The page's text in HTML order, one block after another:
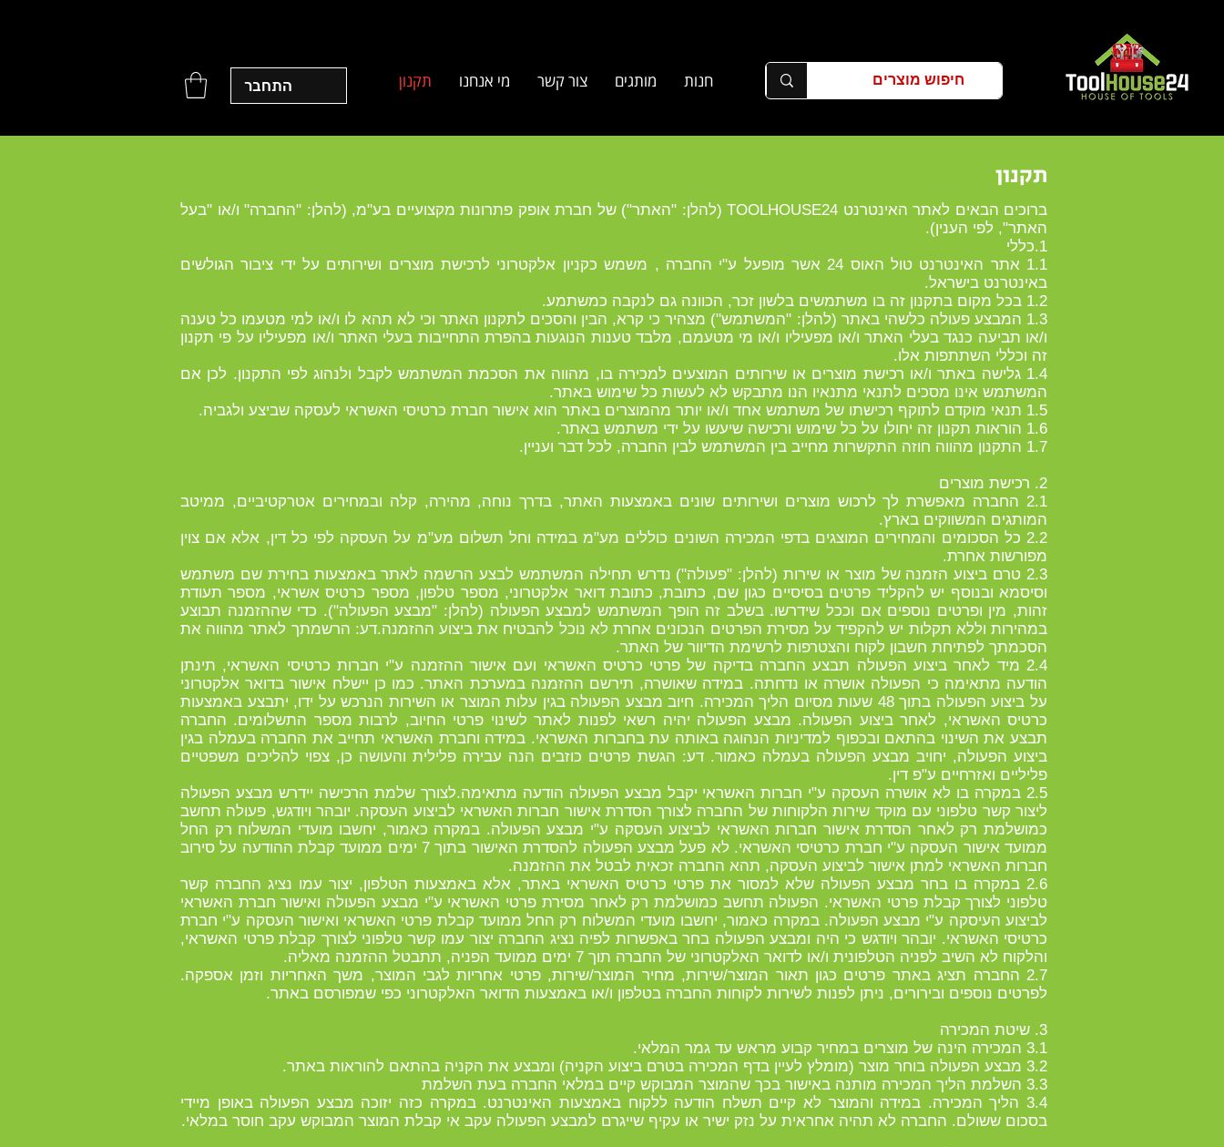
חנות מותגים צור קשר מי אנחנו תקנון התחבר
תקנון
ברוכים הבאים לאתר האינטרנט TOOLHOUSE24 (להלן: "האתר") של חברת אופק פתרונות מקצועיים בע"מ, (להלן: "החברה" ו/או "בעל
האתר", לפי הענין).
1.כללי
1.1 אתר האינטרנט טול האוס 24 אשר מופעל ע"י החברה , משמש כקניון אלקטרוני לרכישת מוצרים ושירותים על ידי ציבור הגולשים
באינטרנט בישראל.
1.2 בכל מקום בתקנון זה בו משתמשים בלשון זכר, הכוונה גם לנקבה כמשתמע.
1.3 המבצע פעולה כלשהי באתר (להלן: "המשתמש") מצהיר כי קרא, הבין והסכים לתקנון האתר וכי לא תהא לו ו/או למי מטעמו כל טענה
ו/או תביעה כנגד בעלי האתר ו/או מפעיליו ו/או מי מטעמם, מלבד טענות הנוגעות בהפרת התחייבות בעלי האתר ו/או מפעיליו על פי תקנון
זה וכללי השתתפות אלו.
1.4 גלישה באתר ו/או רכישת מוצרים או שירותים המוצעים למכירה בו, מהווה את הסכמת המשתמש לקבל ולנהוג לפי התקנון. לכן אם
המשתמש אינו מסכים לתנאי מתנאיו הנו מתבקש לא לעשות כל שימוש באתר.
1.5 תנאי מוקדם לתוקף רכישתו של משתמש אחד ו/או יותר מהמוצרים באתר הוא אישור חברת כרטיסי האשראי לעסקה שביצע ולגביה.
1.6 הוראות תקנון זה יחולו על כל שימוש ורכישה שיעשו על ידי משתמש באתר.
1.7 התקנון מהווה חוזה התקשרות מחייב בין המשתמש לבין החברה, לכל דבר ועניין.
2. רכישת מוצרים
2.1 החברה מאפשרת לך לרכוש מוצרים ושירותים שונים באמצעות האתר, בדרך נוחה, מהירה, קלה ובמחירים אטרקטיביים, ממיטב
המותגים המשווקים בארץ.
2.2 כל הסכומים והמחירים המוצגים בדפי המכירה השונים כוללים מע"מ במידה וחל תשלום מע"מ על העסקה לפי כל דין, אלא אם צוין
מפורשות אחרת.
2.3 טרם ביצוע הזמנה של מוצר או שירות (להלן: "פעולה") נדרש תחילה המשתמש לבצע הרשמה לאתר באמצעות בחירת שם משתמש
וסיסמא ובנוסף יש להקליד פרטים בסיסיים כגון שם, כתובת, כתובת דואר אלקטרוני, מספר טלפון, מספר כרטיס אשראי, מספר תעודת
זהות, מין ופרטים נוספים אם וככל שידרשו. בשלב זה הופך המשתמש למבצע הפעולה (להלן: "מבצע הפעולה"). כדי שההזמנה תבוצע
במהירות וללא תקלות יש להקפיד על מסירת הפרטים הנכונים אחרת לא נוכל להבטיח את ביצוע ההזמנה.דע: הרשמתך לאתר מהווה את
הסכמתך לפתיחת חשבון לקוח והצטרפות לרשימת הדיוור של האתר.
2.4 מיד לאחר ביצוע הפעולה תבצע החברה בדיקה של פרטי כרטיס האשראי ועם אישור ההזמנה ע"י חברות כרטיסי האשראי, תינתן
הודעה מתאימה כי הפעולה אושרה או נדחתה. במידה שאושרה, תירשם ההזמנה במערכת האתר. כמו כן יישלח אישור בדואר אלקטרוני
על ביצוע הפעולה בתוך 48 שעות מסיום הליך המכירה. חיוב מבצע הפעולה בגין עלות המוצר או השירות הנרכש על ידו, יתבצע באמצעות
כרטיס האשראי, לאחר ביצוע הפעולה. מבצע הפעולה יהיה רשאי לפנות לאתר לשינוי פרטי החיוב, לרבות מספר התשלומים. החברה
תבצע את השינוי בהתאם ובכפוף למדיניות הנהוגה באותה עת בחברות האשראי. במידה וחברת האשראי תחייב את החברה בעמלה בגין
ביצוע הפעולה, יחויב מבצע הפעולה בעמלה כאמור. דע: הגשת פרטים כוזבים הנה עבירה פלילית והעושה כן, צפוי להליכים משפטיים
פליליים ואזרחיים ע"פ דין.
2.5 במקרה בו לא אושרה העסקה ע"י חברות האשראי יקבל מבצע הפעולה הודעה מתאימה.לצורך שלמת הרכישה יידרש מבצע הפעולה
ליצור קשר טלפוני עם מוקד שירות הלקוחות של החברה לצורך הסדרת אישור חברות האשראי לביצוע העסקה. יובהר ויודגש, פעולה תחשב
כמושלמת רק לאחר הסדרת אישור חברות האשראי לביצוע העסקה ע"י מבצע הפעולה. במקרה כאמור, יחשבו מועדי המשלוח רק החל
ממועד אישור העסקה ע"י חברת כרטיסי האשראי. לא פעל מבצע הפעולה להסדרת האישור בתוך 7 ימים ממועד קבלת ההודעה על סירוב
חברות האשראי למתן אישור לביצוע העסקה, תהא החברה זכאית לבטל את ההזמנה.
2.6 במקרה בו בחר מבצע הפעולה שלא למסור את פרטי כרטיס האשראי באתר, אלא באמצעות הטלפון, יצור עמו נציג החברה קשר
טלפוני לצורך קבלת פרטי האשראי. הפעולה תחשב כמושלמת רק לאחר מסירת פרטי האשראי ע"י מבצע הפעולה ואישור חברת האשראי
לביצוע העיסקה ע"י מבצע הפעולה. במקרה כאמור, יחשבו מועדי המשלוח רק החל ממועד קבלת פרטי האשראי ואישור העסקה ע"י חברת
כרטיסי האשראי. יובהר ויודגש כי היה ומבצע הפעולה בחר באפשרות לפיה נציג החברה יצור עמו קשר טלפוני לצורך קבלת פרטי האשראי,
והלקוח לא השיב לפניה הטלפונית ו/או לדואר האלקטרוני של החברה תוך 7 ימים ממועד הפניה, תתבטל ההזמנה מאליה.
2.7 החברה תציג באתר פרטים כגון תאור המוצר/שירות, מחיר המוצר/שירות, פרטי אחריות לגבי המוצר, משך האחריות וזמן אספקה.
לפרטים נוספים ובירורים, ניתן לפנות לשירות לקוחות החברה בטלפון ו/או באמצעות הדואר האלקטרוני כפי שמפורסם באתר.
3. שיטת המכירה
3.1 המכירה הינה של מוצרים במחיר קבוע מראש עד גמר המלאי.
3.2 מבצע הפעולה בוחר מוצר (מומלץ לעיין בדף המכירה בטרם ביצוע הקניה) ומבצע את הקניה בהתאם להוראות באתר.
3.3 השלמת הליך המכירה מותנה באישור בכך שהמוצר המבוקש קיים במלאי החברה בעת השלמת
3.4 הליך המכירה. במידה והמוצר לא קיים תשלח הודעה ללקוח באמצעות האינטרנט. במקרה כזה יזוכה מבצע הפעולה באופן מיידי
בסכום ששולם. החברה לא תהיה אחראית על נזק ישיר או עקיף שייגרם למבצע הפעולה עקב אי קבלת המוצר המבוקש עקב חוסר במלאי.